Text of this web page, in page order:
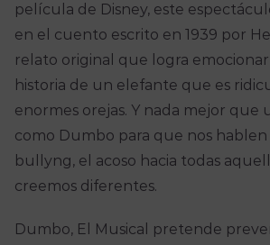
película de Disney, este
en el cuento escrito en 1939 por
relato original que logra emocionar
historia de un elefante que es
enormes orejas. Y nada mejor que
como Dumbo para que nos hablen
bullyng, el acoso hacia todas
creemos diferentes.
Dumbo, El Musical pretende